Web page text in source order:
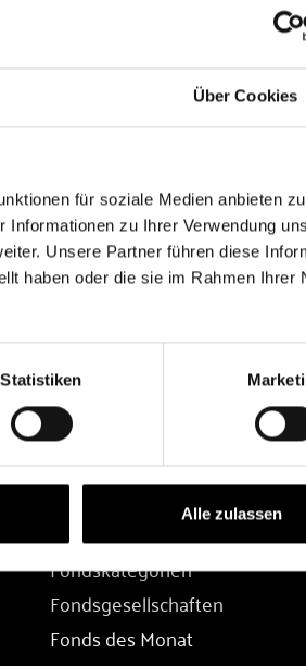
Über Cookies
für soziale Medien anbieten
zu Ihrer Verwendung
Unsere Partner führen diese
haben oder die sie im Rahmen Ihrer
Statistiken
Alle zulassen
& Risiken
FONDS
Fondssuche
Fondskategorien
Fondsgesellschaften
Fonds des Monat